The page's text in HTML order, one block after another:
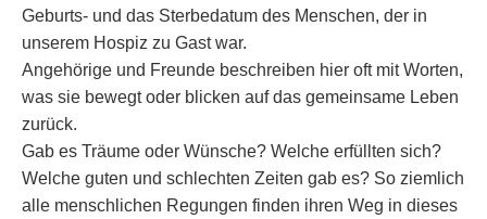
Geburts- und das Sterbedatum des Menschen, der in
unserem Hospiz zu Gast war.
Angehörige und Freunde beschreiben hier oft mit Worten,
was sie bewegt oder blicken auf das gemeinsame Leben
zurück.
Gab es Träume oder Wünsche? Welche erfüllten sich?
Welche guten und schlechten Zeiten gab es? So ziemlich
alle menschlichen Regungen finden ihren Weg in dieses